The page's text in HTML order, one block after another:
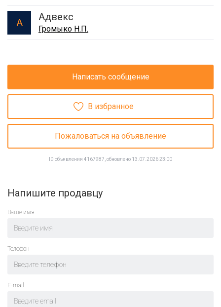
А Адвекс
Громыко Н.П.
Написать сообщение
В избранное
Пожаловаться на объявление
ID объявления 4167987, обновлено 13.07.2026 23:00
Напишите продавцу
Ваше имя
Телефон
E-mail